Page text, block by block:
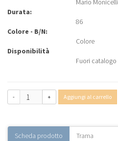
Mario Monicelli
Durata:
86
Colore - B/N:
Colore
Disponibilità
Fuori catalogo
- + Aggiungi al carrello
Scheda prodotto Trama